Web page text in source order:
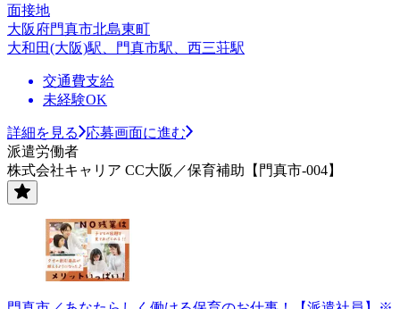
面接地
大阪府門真市北島東町
大和田(大阪)駅、門真市駅、西三荘駅
交通費支給
未経験OK
詳細を見る
応募画面に進む
派遣労働者
株式会社キャリア CC大阪／保育補助【門真市-004】